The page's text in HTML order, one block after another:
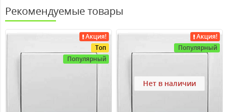
Рекомендуемые товары
Акция!
Топ
Популярный
Акция!
Популярный
Нет в наличии